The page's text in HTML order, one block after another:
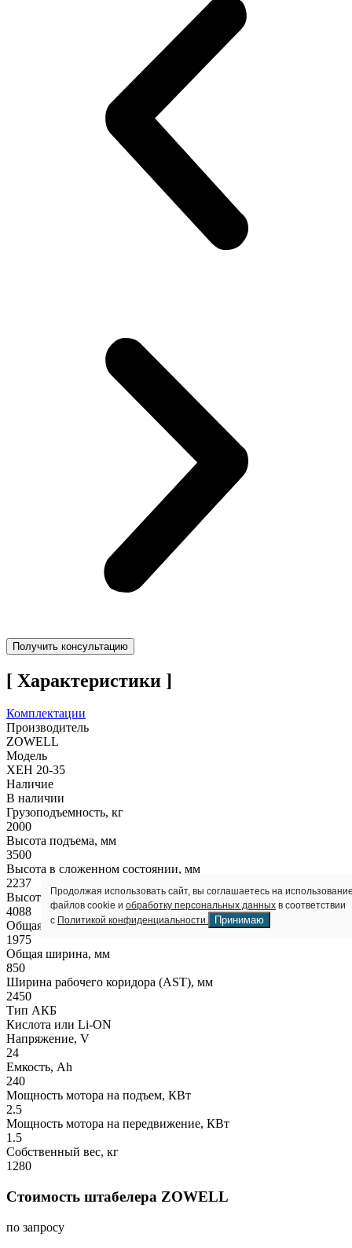
Получить консультацию
[ Характеристики ]
Комплектации
Производитель
ZOWELL
Модель
XEH 20-35
Наличие
В наличии
Грузоподъемность, кг
2000
Высота подъема, мм
3500
Высота в сложенном состоянии, мм
2237
Высота полностью выдвинутой мачты, мм
4088
Общая длина, мм
1975
Общая ширина, мм
850
Ширина рабочего коридора (AST), мм
2450
Тип АКБ
Кислота или Li-ON
Напряжение, V
24
Емкость, Ah
240
Мощность мотора на подъем, КВт
2.5
Мощность мотора на передвижение, КВт
1.5
Собственный вес, кг
1280
Стоимость штабелера ZOWELL
по запросу
Продолжая использовать сайт, вы соглашаетесь на
файлов cookie и обработку персональных данных в соответствии
с Политикой конфиденциальности. Принимаю